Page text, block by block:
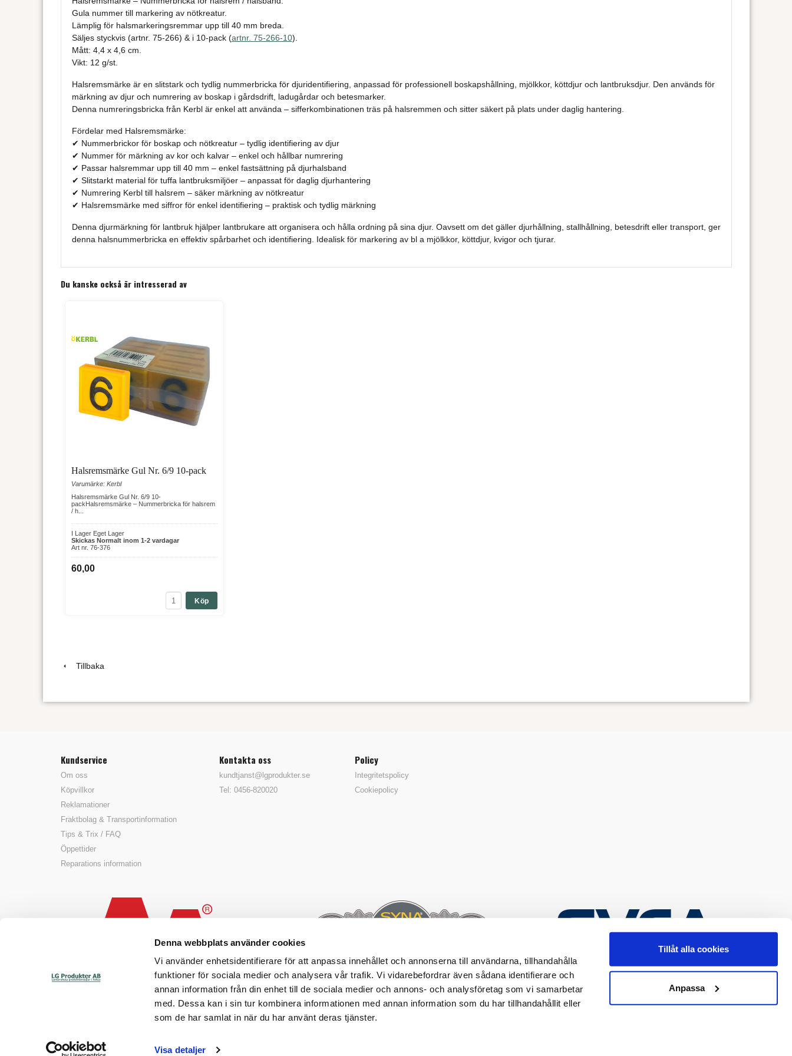
Denna webbplats använder cookies
Vi använder enhetsidentifierare för att anpassa innehållet och annonserna till användarna, tillhandahålla
funktioner för sociala medier och analysera vår trafik. Vi vidarebefordrar även sådana identifierare och
annan information från din enhet till de sociala medier och annons- och analysföretag som vi samarbetar
med. Dessa kan i sin tur kombinera informationen med annan information som du har tillhandahållit eller
som de har samlat in när du har använt deras tjänster.
Visa detaljer
Tillåt alla cookies
Anpassa
Gula nummer till markering av nötkreatur.
Lämplig för halsmarkeringsremmar upp till 40 mm breda.
Säljes styckvis (artnr. 75-266) & i 10-pack (artnr. 75-266-10).
Mått: 4,4 x 4,6 cm.
Vikt: 12 g/st.
Halsremsmärke är en slitstark och tydlig nummerbricka för djuridentifiering, anpassad för professionell boskapshållning, mjölkkor, köttdjur och lantbruksdjur. Den används för
märkning av djur och numrering av boskap i gårdsdrift, ladugårdar och betesmarker.
Denna numreringsbricka från Kerbl är enkel att använda – sifferkombinationen träs på halsremmen och sitter säkert på plats under daglig hantering.
Fördelar med Halsremsmärke:
✔ Nummerbrickor för boskap och nötkreatur – tydlig identifiering av djur
✔ Nummer för märkning av kor och kalvar – enkel och hållbar numrering
✔ Passar halsremmar upp till 40 mm – enkel fastsättning på djurhalsband
✔ Slitstarkt material för tuffa lantbruksmiljöer – anpassat för daglig djurhantering
✔ Numrering Kerbl till halsrem – säker märkning av nötkreatur
✔ Halsremsmärke med siffror för enkel identifiering – praktisk och tydlig märkning
Denna djurmärkning för lantbruk hjälper lantbrukare att organisera och hålla ordning på sina djur. Oavsett om det gäller djurhållning, stallhållning, betesdrift eller transport, ger
denna halsnummerbricka en effektiv spårbarhet och identifiering. Idealisk för markering av bl a mjölkkor, köttdjur, kvigor och tjurar.
Du kanske också är intresserad av
Halsremsmärke Gul Nr. 6/9 10-pack
Varumärke: Kerbl
Halsremsmärke Gul Nr. 6/9 10-
packHalsremsmärke – Nummerbricka för halsrem
/ h...
I Lager Eget Lager
Skickas Normalt inom 1-2 vardagar
Art nr. 76-376
60,00
Köp
Tillbaka
Kundservice
Om oss
Köpvillkor
Reklamationer
Fraktbolag & Transportinformation
Tips & Trix / FAQ
Öppettider
Reparations information
Kontakta oss
kundtjanst@lgprodukter.se
Tel: 0456-820020
Policy
Integritetspolicy
Cookiepolicy